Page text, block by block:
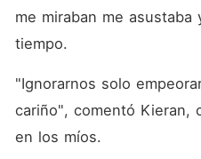
me miraban me asustaba
tiempo.
"Ignorarnos solo
cariño", comentó Kieran,
en los míos.